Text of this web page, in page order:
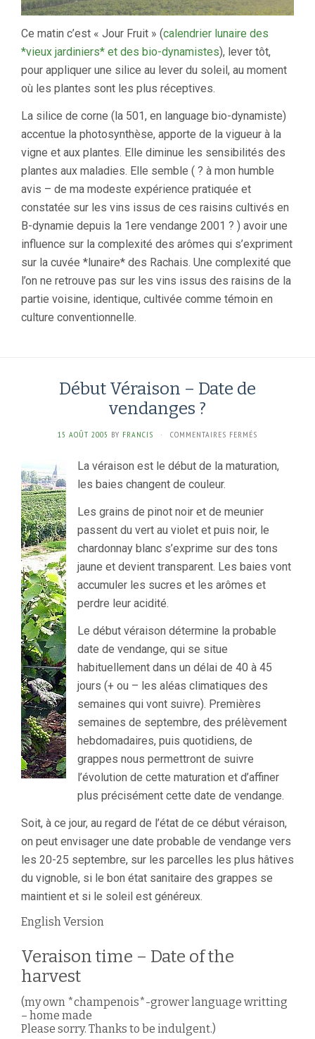
SILICE
501,
16
Ce matin c’est « Jour Fruit » (calendrier lunaire des
*vieux jardiniers* et des bio-dynamistes), lever tôt,
pour appliquer une silice au lever du soleil, au moment
où les plantes sont les plus réceptives.
La silice de corne (la 501, en language bio-dynamiste)
accentue la photosynthèse, apporte de la vigueur à la
vigne et aux plantes. Elle diminue les sensibilités des
plantes aux maladies. Elle semble ( ? à mon humble
avis – de ma modeste expérience pratiquée et
constatée sur les vins issus de ces raisins cultivés en
B-dynamie depuis la 1ere vendange 2001 ? ) avoir une
influence sur la complexité des arômes qui s’expriment
sur la cuvée *lunaire* des Rachais. Une complexité que
l’on ne retrouve pas sur les vins issus des raisins de la
partie voisine, identique, cultivée comme témoin en
culture conventionnelle.
Début Véraison – Date de
vendanges ?
15 AOÛT 2005 BY FRANCIS · COMMENTAIRES FERMÉS
VÉRAISON
–
VENDANGES
La véraison est le début de la maturation,
les baies changent de couleur.
Les grains de pinot noir et de meunier
passent du vert au violet et puis noir, le
chardonnay blanc s’exprime sur des tons
jaune et devient transparent. Les baies vont
accumuler les sucres et les arômes et
perdre leur acidité.
Le début véraison détermine la probable
date de vendange, qui se situe
habituellement dans un délai de 40 à 45
jours (+ ou – les aléas climatiques des
semaines qui vont suivre). Premières
semaines de septembre, des prélèvement
hebdomadaires, puis quotidiens, de
grappes nous permettront de suivre
l’évolution de cette maturation et d’affiner
plus précisément cette date de vendange.
Soit, à ce jour, au regard de l’état de ce début véraison,
on peut envisager une date probable de vendange vers
les 20-25 septembre, sur les parcelles les plus hâtives
du vignoble, si le bon état sanitaire des grappes se
maintient et si le soleil est généreux.
English Version
Veraison time – Date of the
harvest
(my own *champenois*-grower language writting
– home made
Please sorry. Thanks to be indulgent.)